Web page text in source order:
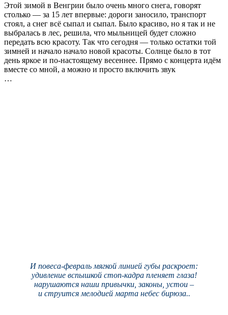
Этой зимой в Венгрии было очень много снега, говорят
столько — за 15 лет впервые: дороги заносило, транспорт
стоял, а снег всё сыпал и сыпал. Было красиво, но я так и не
выбралась в лес, решила, что мыльницей будет сложно
передать всю красоту. Так что сегодня — только остатки той
зимней и начало начало новой красоты. Солнце было в тот
день яркое и по-настоящему весеннее. Прямо с концерта идём
вместе со мной, а можно и просто включить звук
…
И повеса-февраль мягкой линией губы раскроет:
удивление вспышкой стоп-кадра пленяет глаза!
нарушаются наши привычки, законы, устои –
и струится мелодией марта небес бирюза..